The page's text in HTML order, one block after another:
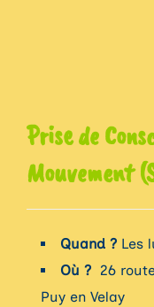
Prise de
Mouvement
Quand ? Les
Où ? 26
Puy en Velay